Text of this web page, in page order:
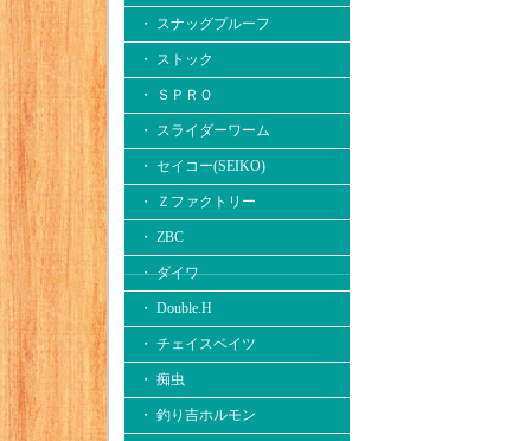
・ スナッグプルーフ
・ ストック
・ ＳＰＲＯ
・ スライダーワーム
・ セイコー(SEIKO)
・ Ｚファクトリー
・ ZBC
・ ダイワ
・ Double.H
・ チェイスベイツ
・ 痴虫
・ 釣り吉ホルモン